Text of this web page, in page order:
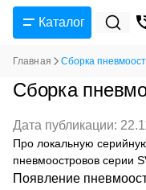
Каталог
Главная Сборка
Сборка
Дата публикации:
Про локальную
пневмоостровов серии
Появление